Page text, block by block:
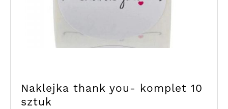
Naklejka thank you- komplet 10
sztuk